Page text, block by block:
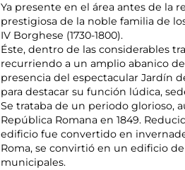
Ya presente en el área antes de la
prestigiosa de la noble familia de
IV Borghese (1730-1800).
Éste, dentro de las considerables
recurriendo a un amplio abanico
presencia del espectacular Jardín
para destacar su función lúdica,
Se trataba de un periodo glorioso,
República Romana en 1849.
edificio fue convertido en
Roma, se convirtió en un edificio
municipales.